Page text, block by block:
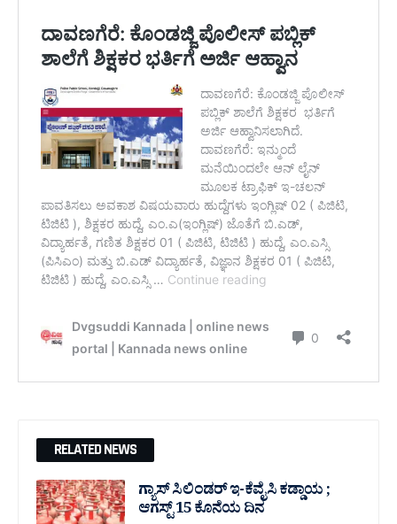
RELATED NEWS
ಗ್ಯಾಸ್ ಸಿಲಿಂಡರ್ ಇ-ಕೆವೈಸಿ ಕಡ್ಡಾಯ ;
ಆಗಸ್ಟ್ 15 ಕೊನೆಯ ದಿನ